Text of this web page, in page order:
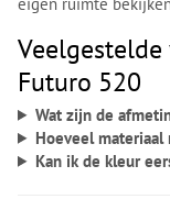
Futuro 520
Wat zijn de
Hoeveel
Kan ik de kleur